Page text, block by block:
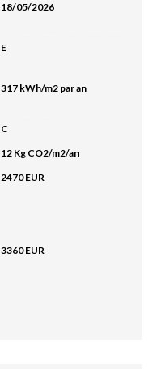
18/05/2026
E
317 kWh/m2 par an
C
12 Kg CO2/m2/an
2470 EUR
3360 EUR